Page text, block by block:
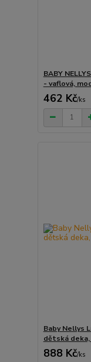
BABY
- vaflová,
462 Kč/ks
Baby Nellys
dětská deka,
888 Kč/ks